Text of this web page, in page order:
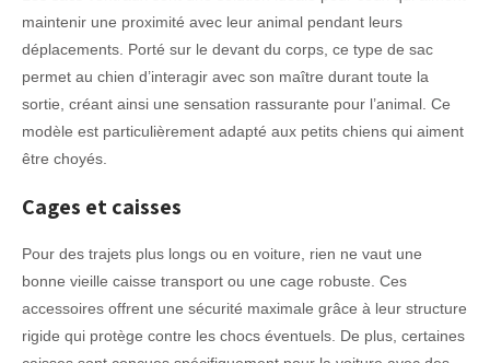
maintenir une proximité avec leur animal pendant leurs
déplacements. Porté sur le devant du corps, ce type de sac
permet au chien d’interagir avec son maître durant toute la
sortie, créant ainsi une sensation rassurante pour l’animal. Ce
modèle est particulièrement adapté aux petits chiens qui aiment
être choyés.
Cages et caisses
Pour des trajets plus longs ou en voiture, rien ne vaut une
bonne vieille caisse transport ou une cage robuste. Ces
accessoires offrent une sécurité maximale grâce à leur structure
rigide qui protège contre les chocs éventuels. De plus, certaines